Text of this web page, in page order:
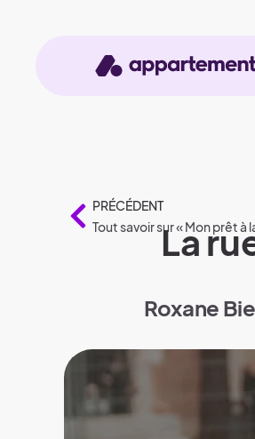
PRÉCÉDENT
Tout savoir sur « Mon prêt
La
Roxane